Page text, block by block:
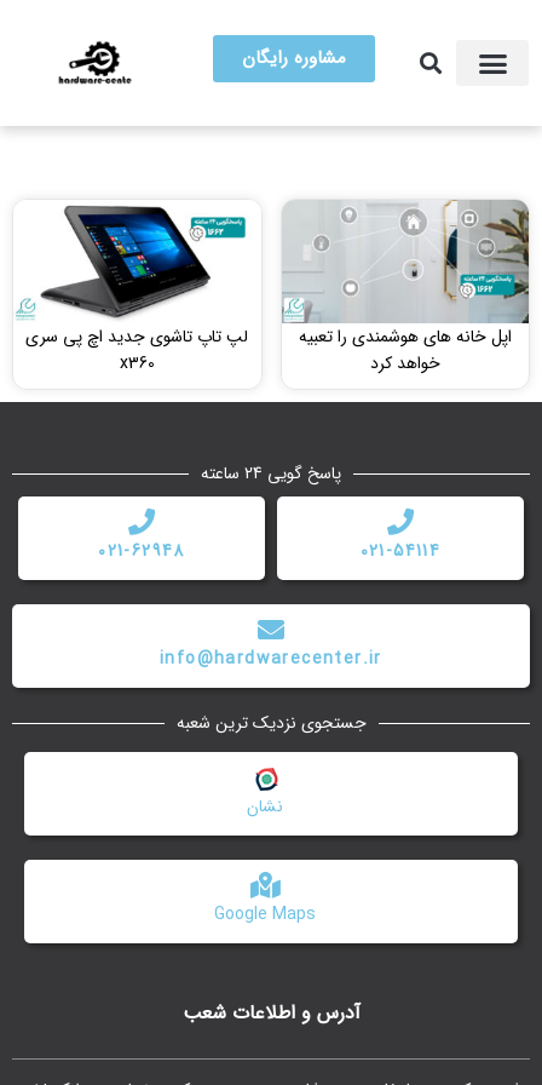
مشاوره رایگان
اپل خانه های هوشمندی را تعبیه
خواهد کرد
لپ تاپ‌ تاشوی جدید اچ پی سری
x360
آدرس و اطلاعات شعب
پاسخ گویی 24 ساعته
021-54114
021-62948
info@hardwarecenter.ir
جستجوی نزدیک ترین شعبه
Google Maps
نشان